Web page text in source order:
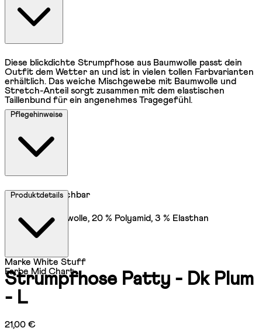
Diese blickdichte Strumpfhose aus Baumwolle passt dein
Outfit dem Wetter an und ist in vielen tollen Farbvarianten
erhältlich. Das weiche Mischgewebe mit Baumwolle und
Stretch-Anteil sorgt zusammen mit dem elastischen
Taillenbund für ein angenehmes Tragegefühl.
Pflegehinweise
Maschinenwaschbar
77 % Bio-Baumwolle, 20 % Polyamid, 3 % Elasthan
Produktdetails
Marke White Stuff
Farbe Mid Chart
Strumpfhose Patty - Dk Plum
- L
Aktueller Preis: 21,00 €.
21,00 €